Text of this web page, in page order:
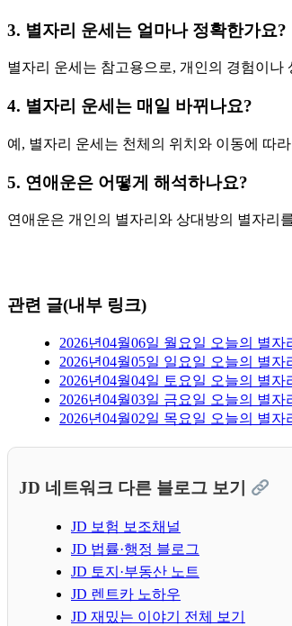
3. 별자리 운세는 얼마나 정확한가요?
별자리 운세는 참고용으로, 개인의 경험이
4. 별자리 운세는 매일 바뀌나요?
예, 별자리 운세는 천체의 위치와 이동에 따
5. 연애운은 어떻게 해석하나요?
연애운은 개인의 별자리와 상대방의 별자리
관련 글(내부 링크)
2026년04월06일 월요일 오늘의 별
2026년04월05일 일요일 오늘의 별자
2026년04월04일 토요일 오늘의 별
2026년04월03일 금요일 오늘의 별
2026년04월02일 목요일 오늘의 별
JD 네트워크 다른 블로그 보기
JD 보험 보조채널
JD 법률·행정 블로그
JD 토지·부동산 노트
JD 렌트카 노하우
JD 재밌는 이야기 전체 보기